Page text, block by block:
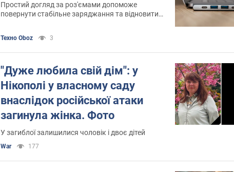
Простий догляд за роз'ємами допоможе
повернути стабільне заряджання та відновити
Техно Oboz 3
"Дуже любила свій дім": у
Нікополі у власному саду
внаслідок російської атаки
загинула жінка. Фото
У загиблої залишилися чоловік і двоє дітей
War 177